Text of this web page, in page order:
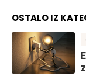
OSTALO IZ